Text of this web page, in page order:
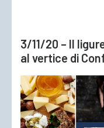
3/11/20 – Il
al vertice di